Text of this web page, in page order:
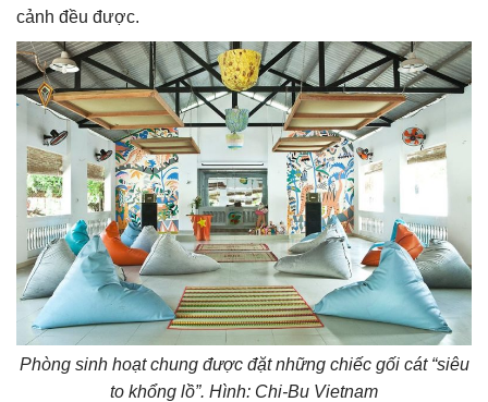
cảnh đều được.
Phòng sinh hoạt chung được đặt những chiếc gối cát “siêu
to khổng lồ”. Hình: Chi-Bu Vietnam